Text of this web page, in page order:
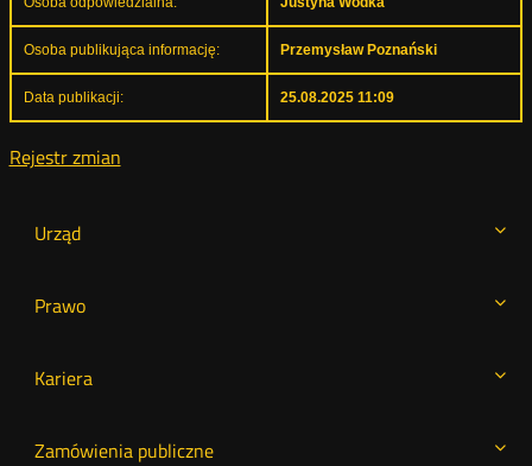
Urząd
Prawo
Kariera
Zamówienia publiczne
Osoba publikująca informację: Przemysław Poznański
Data publikacji: 25.08.2025 11:09
Rejestr zmian